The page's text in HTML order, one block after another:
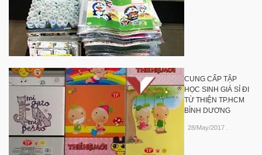
CUNG CẤP TẬP
HỌC SINH GIÁ SỈ ĐI
TỪ THIỆN TP.HCM
BÌNH DƯƠNG
28/May/2017